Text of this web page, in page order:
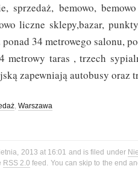
sprzedaż, bemowo,
liczne sklepy,bazar, punkty
ponad 34 metrowego salonu,
metrowy taras , trzech
zapewniają autobusy oraz
, Warszawa
2013 at 16:01 and is filed under
RSS 2.0 feed. You can skip to the end